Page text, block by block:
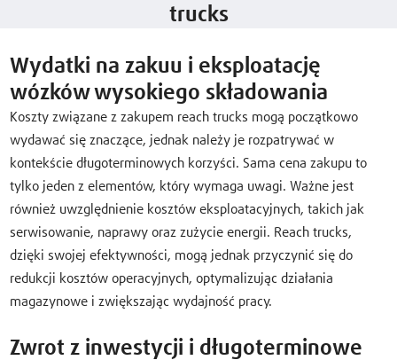
trucks
Wydatki na zakuu i eksploatację
wózków wysokiego składowania
Koszty związane z zakupem reach trucks mogą początkowo
wydawać się znaczące, jednak należy je rozpatrywać w
kontekście długoterminowych korzyści. Sama cena zakupu to
tylko jeden z elementów, który wymaga uwagi. Ważne jest
również uwzględnienie kosztów eksploatacyjnych, takich jak
serwisowanie, naprawy oraz zużycie energii. Reach trucks,
dzięki swojej efektywności, mogą jednak przyczynić się do
redukcji kosztów operacyjnych, optymalizując działania
magazynowe i zwiększając wydajność pracy.
Zwrot z inwestycji i długoterminowe